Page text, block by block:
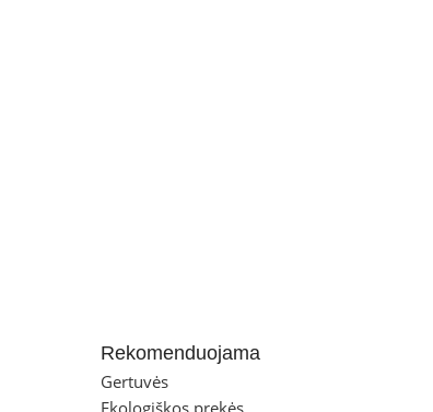
Rekomenduojama
Gertuvės